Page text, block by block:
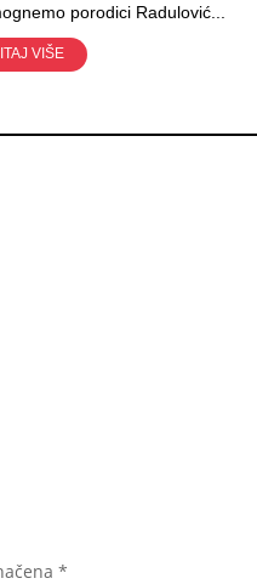
porodici Radulović...
VIŠE
*